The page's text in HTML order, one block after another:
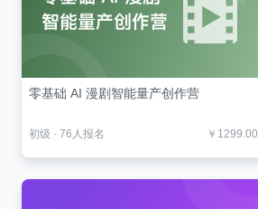
零基础 AI 漫剧智能量产创作营
初级 · 76人报名 ￥1299.00